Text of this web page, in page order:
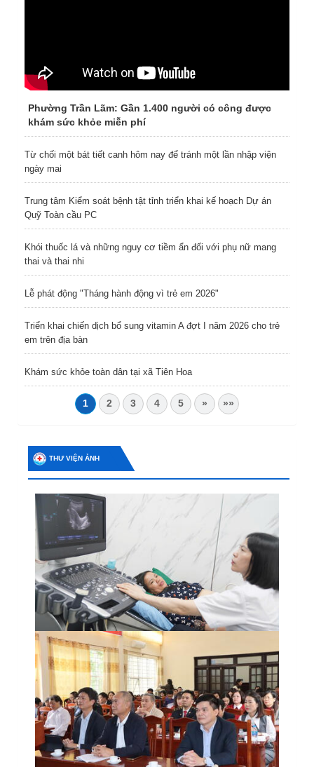
Phường Trần Lãm: Gần 1.400 người có công được
khám sức khỏe miễn phí
Từ chối một bát tiết canh hôm nay để tránh một lần nhập viện
ngày mai
Trung tâm Kiểm soát bệnh tật tỉnh triển khai kế hoạch Dự án
Quỹ Toàn cầu PC
Khói thuốc lá và những nguy cơ tiềm ẩn đối với phụ nữ mang
thai và thai nhi
Lễ phát động "Tháng hành động vì trẻ em 2026"
Triển khai chiến dịch bổ sung vitamin A đợt I năm 2026 cho trẻ
em trên địa bàn
Khám sức khỏe toàn dân tại xã Tiên Hoa
1 2 3 4 5 » »»
THƯ VIỆN ẢNH